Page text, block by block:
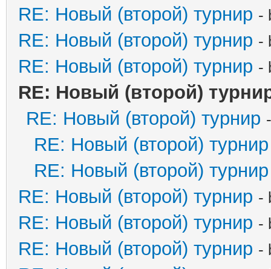
RE: Новый (второй) турнир -
RE: Новый (второй) турнир -
RE: Новый (второй) турнир -
RE: Новый (второй)
RE: Новый (второй) турнир
RE: Новый (второй) турнир
RE: Новый (второй) турнир
RE: Новый (второй) турнир -
RE: Новый (второй) турнир -
RE: Новый (второй) турнир -